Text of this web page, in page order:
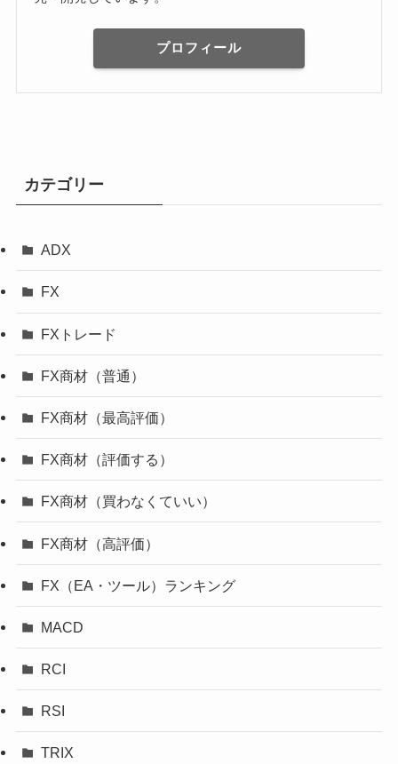
プロフィール
カテゴリー
ADX
FX
FXトレード
FX商材（普通）
FX商材（最高評価）
FX商材（評価する）
FX商材（買わなくていい）
FX商材（高評価）
FX（EA・ツール）ランキング
MACD
RCI
RSI
TRIX